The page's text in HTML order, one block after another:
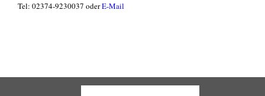
Tel: 02374-9230037 oderE-Mail